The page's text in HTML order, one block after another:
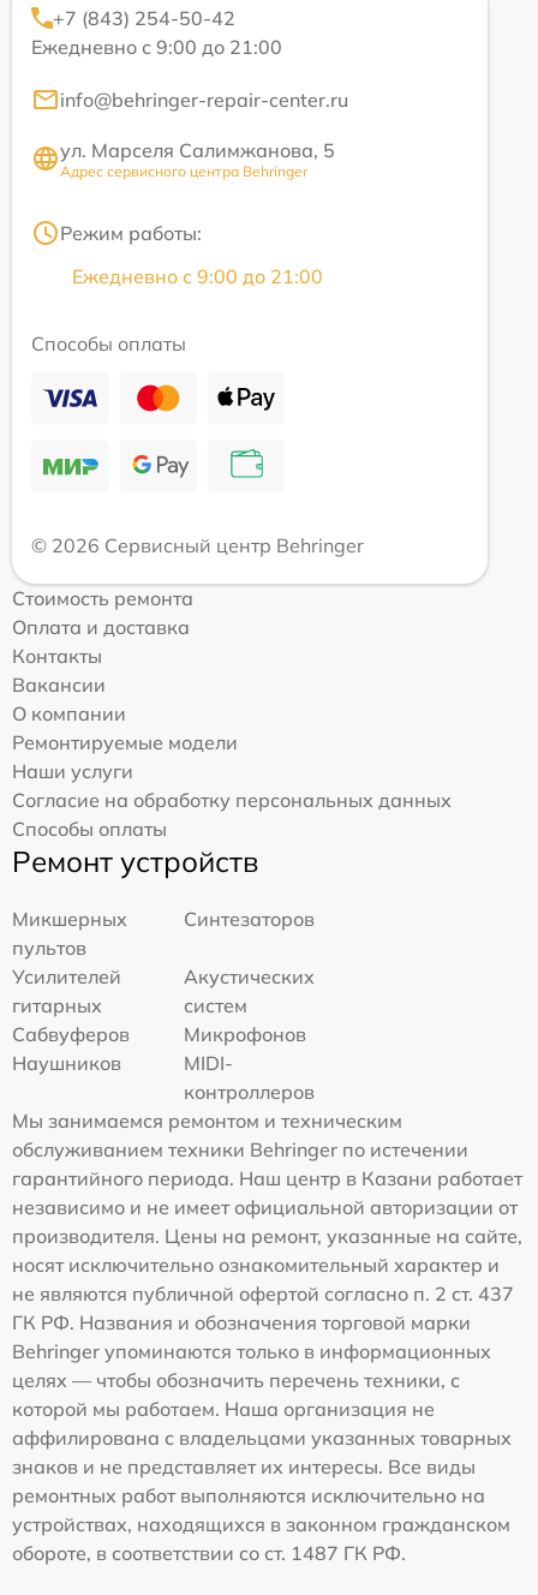
+7 (843) 254-50-42
Ежедневно с 9:00 до 21:00
info@behringer-repair-center.ru
ул. Марселя Салимжанова, 5
Адрес сервисного центра Behringer
Режим работы:
Ежедневно с 9:00 до 21:00
Способы оплаты
© 2026 Сервисный центр Behringer
Стоимость ремонта
Оплата и доставка
Контакты
Вакансии
О компании
Ремонтируемые модели
Наши услуги
Согласие на обработку персональных данных
Способы оплаты
Ремонт устройств
Микшерных
пультов
Синтезаторов
Усилителей
гитарных
Акустических
систем
Сабвуферов
Микрофонов
Наушников
MIDI-
контроллеров
Мы занимаемся ремонтом и техническим
обслуживанием техники Behringer по истечении
гарантийного периода. Наш центр в Казани работает
независимо и не имеет официальной авторизации от
производителя. Цены на ремонт, указанные на сайте,
носят исключительно ознакомительный характер и
не являются публичной офертой согласно п. 2 ст. 437
ГК РФ. Названия и обозначения торговой марки
Behringer упоминаются только в информационных
целях — чтобы обозначить перечень техники, с
которой мы работаем. Наша организация не
аффилирована с владельцами указанных товарных
знаков и не представляет их интересы. Все виды
ремонтных работ выполняются исключительно на
устройствах, находящихся в законном гражданском
обороте, в соответствии со ст. 1487 ГК РФ.